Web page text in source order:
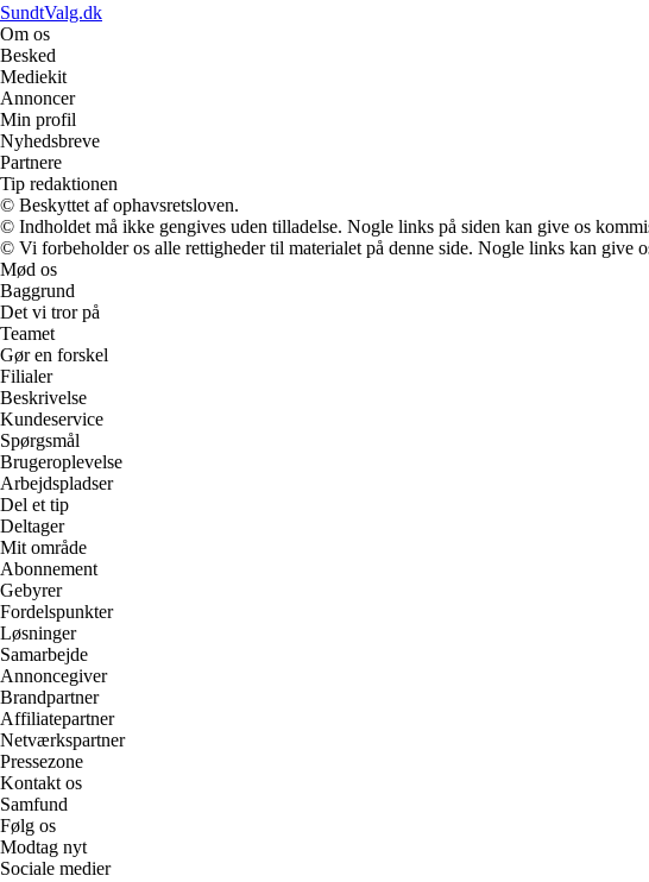
SundtValg.dk
Om os
Besked
Mediekit
Annoncer
Min profil
Nyhedsbreve
Partnere
Tip redaktionen
© Beskyttet af ophavsretsloven.
© Indholdet må ikke gengives uden tilladelse. Nogle links på siden kan give os
© Vi forbeholder os alle rettigheder til materialet på denne side. Nogle links kan
Mød os
Baggrund
Det vi tror på
Teamet
Gør en forskel
Filialer
Beskrivelse
Kundeservice
Spørgsmål
Brugeroplevelse
Arbejdspladser
Del et tip
Deltager
Mit område
Abonnement
Gebyrer
Fordelspunkter
Løsninger
Samarbejde
Annoncegiver
Brandpartner
Affiliatepartner
Netværkspartner
Pressezone
Kontakt os
Samfund
Følg os
Modtag nyt
Sociale medier